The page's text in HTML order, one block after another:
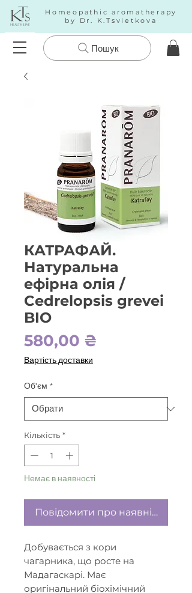
Homeopathic aromatherapy
by Dr. K.Tsvietkova
Пошук
КАТРАФАЙ.
Натуральна
ефірна олія /
Cedrelopsis grevei
BIO
580,00 ₴
Вартість доставки
Об'єм *
Кількість *
Немає в наявності
Повідомити про наявність
Добувається з кори
чагарника, що росте на
Мадагаскарі. Має
оригінальний біохімічний